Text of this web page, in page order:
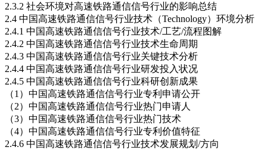
2.3.2 社会环境对高速铁路通信信号行业的影响总结
2.4 中国高速铁路通信信号行业技术（Technology）环境分析
2.4.1 中国高速铁路通信信号行业技术/工艺/流程图解
2.4.2 中国高速铁路通信信号行业技术生命周期
2.4.3 中国高速铁路通信信号行业关键技术分析
2.4.4 中国高速铁路通信信号行业研发投入状况
2.4.5 中国高速铁路通信信号行业科研创新成果
（1）中国高速铁路通信信号行业专利申请公开
（2）中国高速铁路通信信号行业热门申请人
（3）中国高速铁路通信信号行业热门技术
（4）中国高速铁路通信信号行业专利价值特征
2.4.6 中国高速铁路通信信号行业技术发展规划/方向